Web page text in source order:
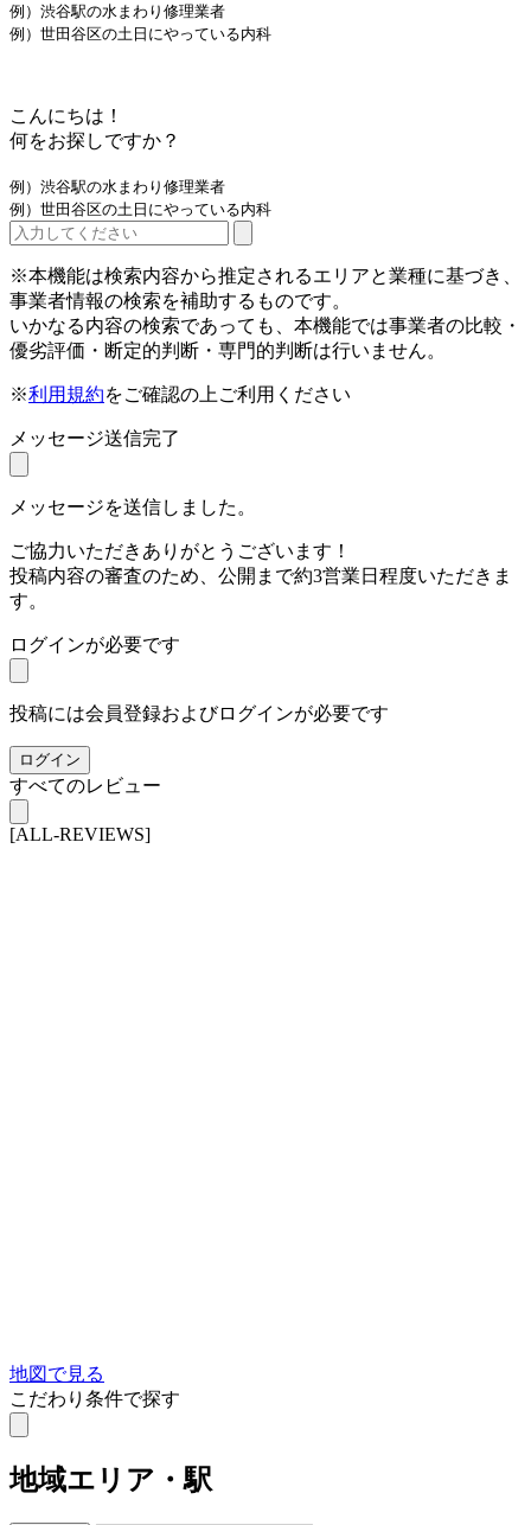
例）渋谷駅の水まわり修理業者
例）世田谷区の土日にやっている内科
こんにちは！
何をお探しですか？
例）渋谷駅の水まわり修理業者
例）世田谷区の土日にやっている内科
※本機能は検索内容から推定されるエリアと業種に基づき、
事業者情報の検索を補助するものです。
いかなる内容の検索であっても、本機能では事業者の比較・
優劣評価・断定的判断・専門的判断は行いません。
※利用規約をご確認の上ご利用ください
メッセージ送信完了
メッセージを送信しました。
ご協力いただきありがとうございます！
投稿内容の審査のため、公開まで約3営業日程度いただきま
す。
ログインが必要です
投稿には会員登録およびログインが必要です
ログイン
すべてのレビュー
[ALL-REVIEWS]
地図で見る
こだわり条件で探す
地域エリア・駅